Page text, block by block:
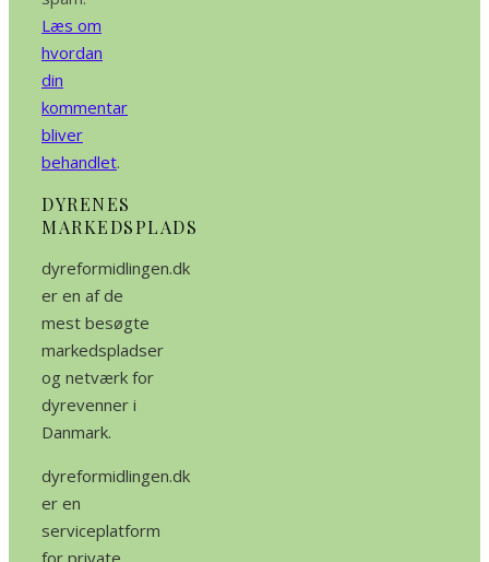
Læs om
hvordan
din
kommentar
bliver
behandlet.
DYRENES
MARKEDSPLADS
dyreformidlingen.dk
er en af de
mest besøgte
markedspladser
og netværk for
dyrevenner i
Danmark.
dyreformidlingen.dk
er en
serviceplatform